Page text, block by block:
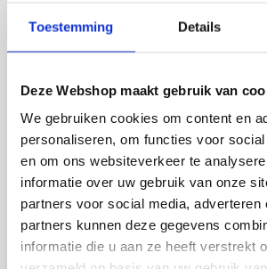
Toestemming Details
Deze Webshop maakt gebruik van
We gebruiken cookies om content en
personaliseren, om functies voor
en om ons websiteverkeer te
informatie over uw gebruik van onze
partners voor social media, adverteren
partners kunnen deze gegevens
informatie die u aan ze heeft verstrekt
GU10
€40,00
SW10383
In winkelwagen
LICHT